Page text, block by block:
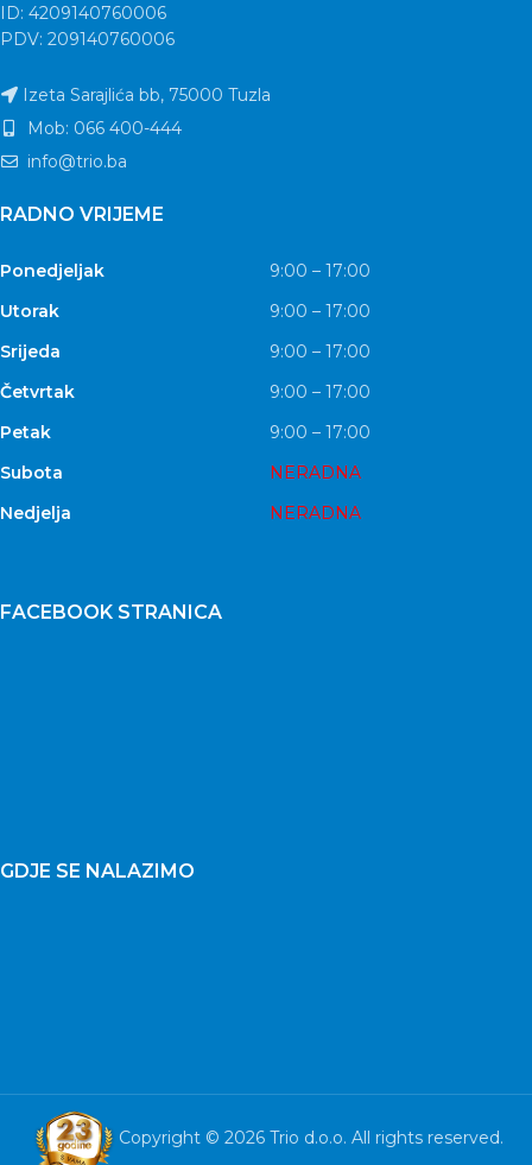
ID: 4209140760006
PDV: 209140760006
Izeta Sarajlića bb, 75000 Tuzla
Mob: 066 400-444
info@trio.ba
RADNO VRIJEME
Ponedjeljak
9:00 – 17:00
Utorak
9:00 – 17:00
Srijeda
9:00 – 17:00
Četvrtak
9:00 – 17:00
Petak
9:00 – 17:00
Subota
NERADNA
Nedjelja
NERADNA
FACEBOOK STRANICA
GDJE SE NALAZIMO
Copyright © 2026 Trio d.o.o. All rights reserved.